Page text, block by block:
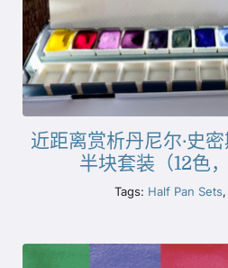
近距离赏析丹尼尔·史
半块套装（12色
Tags: Half Pan Sets,